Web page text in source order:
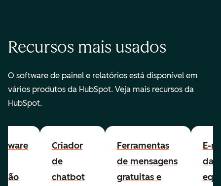
Recursos mais usados
O software de painel e relatórios está disponível em
vários produtos da HubSpot. Veja mais recursos da
HubSpot.
Criador
de
chatbot
Ferramentas
de mensagens
gratuitas e
E-
da